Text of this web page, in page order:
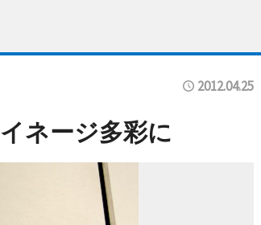
2012.04.25
ネージ多彩に